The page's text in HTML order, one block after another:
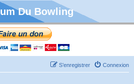
Du Bowling
Connexion
S’enregistrer